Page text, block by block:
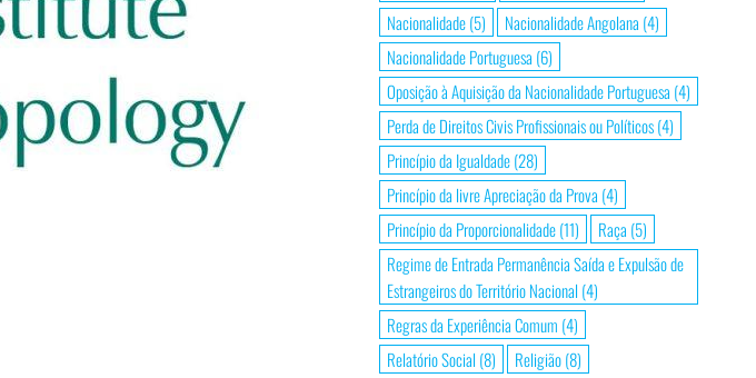
Nacionalidade(5) Nacionalidade Angolana (4)
Nacionalidade Portuguesa (6)
Oposição à Aquisição da Nacionalidade Portuguesa (4)
Perda de Direitos Civis Profissionais ou Políticos(4)
Princípio da Igualdade(28)
Princípio da livre Apreciação da Prova (4)
Princípio da Proporcionalidade(11) Raça (5)
Regime de Entrada Permanência Saída e Expulsão de
Estrangeiros do Território Nacional (4)
Regras da Experiência Comum (4)
Relatório Social (8) Religião(8)